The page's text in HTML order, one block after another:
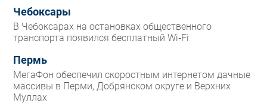
Чебоксары
В Чебоксарах на остановках общественного
транспорта появился бесплатный Wi‑Fi
Пермь
МегаФон обеспечил скоростным интернетом дачные
массивы в Перми, Добрянском округе и Верхних
Муллах